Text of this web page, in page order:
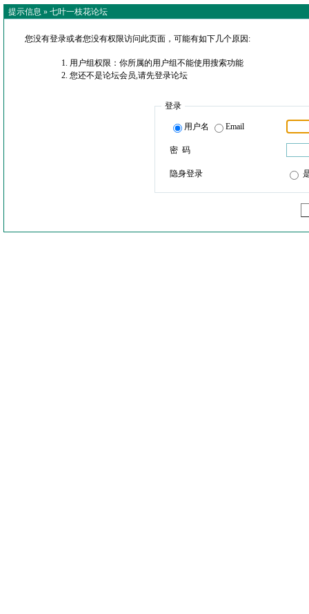
提示信息 » 七叶一枝花论坛
您没有登录或者您没有权限访问此页面，可能有如下几个原因:
用户组权限：你所属的用户组不能使用搜索功能
您还不是论坛会员,请先登录论坛
登录
用户名 Email
密 码
隐身登录